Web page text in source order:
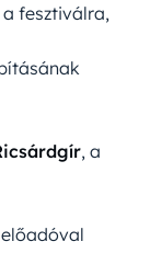
fesztiválra,
, a